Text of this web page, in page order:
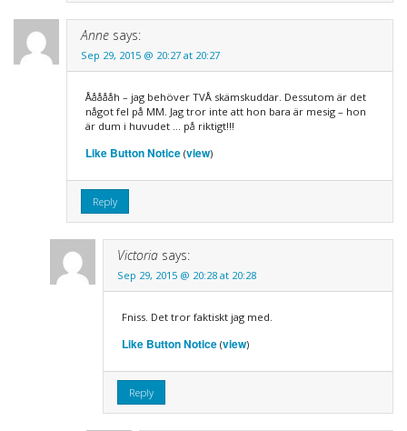
Anne says:
Sep 29, 2015 @ 20:27 at 20:27
Åååååh – jag behöver TVÅ skämskuddar. Dessutom är det
något fel på MM. Jag tror inte att hon bara är mesig – hon
är dum i huvudet … på riktigt!!!
Like Button Notice(view)
Reply
Victoria says:
Sep 29, 2015 @ 20:28 at 20:28
Fniss. Det tror faktiskt jag med.
Like Button Notice(view)
Reply